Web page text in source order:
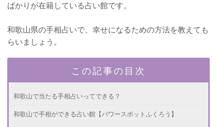
ばかりが在籍している占い館です。
和歌山県の手相占いで、幸せになるための方法を教えても
らいましょう。
この記事の目次
和歌山で当たる手相占いってできる？
和歌山で手相ができる占い館【パワースポットふくろう】